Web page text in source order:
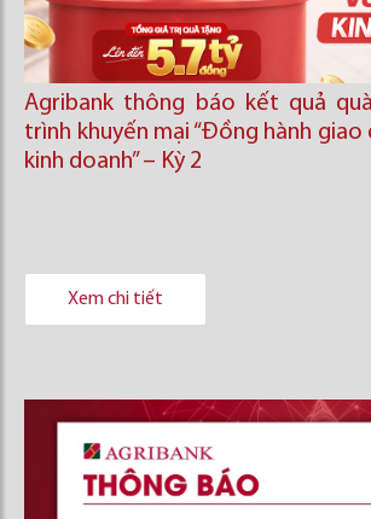
Agribank thông báo kết quả
trình khuyến mại “Đồng hành
kinh doanh’’ – Kỳ 2
Xem chi tiết